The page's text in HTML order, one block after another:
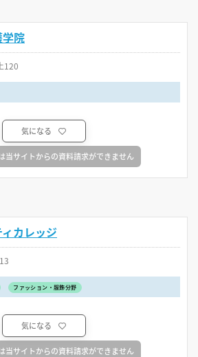
院
120
気になる
当サイトからの資料請求ができません
カレッジ
ファッション・服飾分野
気になる
当サイトからの資料請求ができません